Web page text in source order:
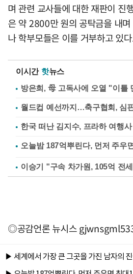
며 관련 교사들에 대한 재판이 진
은 약 2800만 원의 공탁금을 내
나 학부모들은 이를 거부하고 있
이시간 핫뉴스
방은희, 母 고독사에 오열 "이틀
월드컵 예선까지…축구협회, 심
한국 떠난 김지수, 프라하 여행
이승기 "구속 차가원, 105억 전
◎공감언론 뉴시스